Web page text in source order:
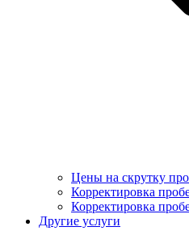
Цены на скрутку
Корректировка
Корректировка
Другие услуги